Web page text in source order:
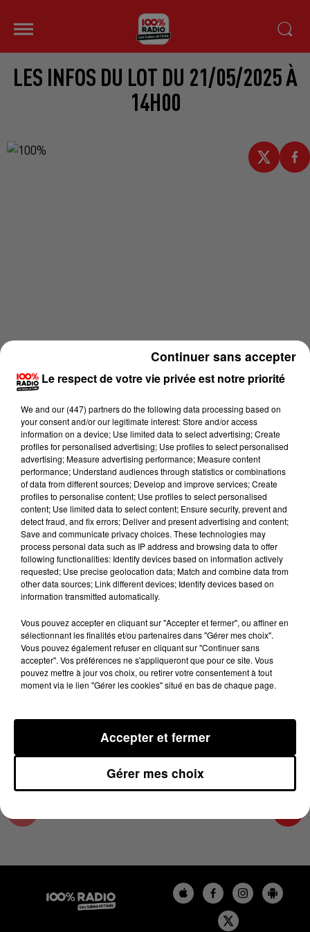
LES INFOS DU LOT DU 21/05/2025 À
14H00
Lecture (2 min 22 sec)
100%
100% Radio les infos du Lot
21 mai 2025 - 2 min 22 sec
LES INFOS DU LOT DU 21/05/2025 À 14H00
21/05/2025
Le respect de votre vie privée est notre priorité
We and our (447) partnersdo the following data processing based on
your consent and/or our legitimate interest: Store and/or access
information on a device; Use limited data to select advertising; Create
profiles for personalised advertising; Use profiles to select personalised
advertising; Measure advertising performance; Measure content
performance; Understand audiences through statistics or combinations
of data from different sources; Develop and improve services; Create
profiles to personalise content; Use profiles to select personalised
content; Use limited data to select content; Ensure security, prevent and
detect fraud, and fix errors; Deliver and present advertising and content;
Save and communicate privacy choices. These technologies may
process personal data such as IP address and browsing data to offer
following functionalities: Identify devices based on information actively
requested; Use precise geolocation data; Match and combine data from
other data sources; Link different devices; Identify devices based on
information transmitted automatically.
Vous pouvez accepter en cliquant sur "Accepter et fermer", ou affiner en
sélectionnant les finalités et/ou partenaires dans "Gérer mes choix".
Vous pouvez également refuser en cliquant sur "Continuer sans
accepter". Vos préférences ne s'appliqueront que pour ce site. Vous
pouvez mettre à jour vos choix, ou retirer votre consentement à tout
moment via le lien "Gérer les cookies" situé en bas de chaque page.
Gérer mes choix
Accepter et fermer
Continuer sans accepter